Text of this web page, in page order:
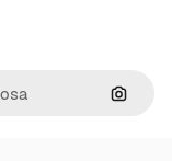
Cerca